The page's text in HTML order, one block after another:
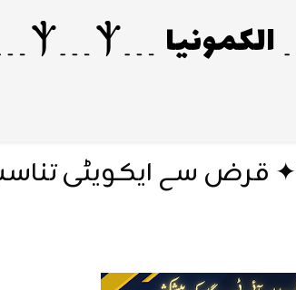
اکاؤنٹنگ 𝟏سب کے لئے ✦𝟕𝟐✦ قرض سے ایکویٹی